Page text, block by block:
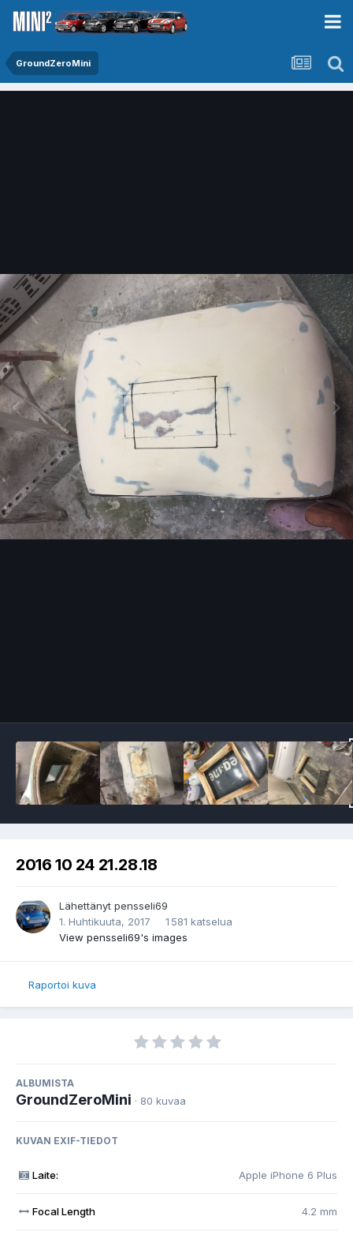
GroundZeroMini
2016 10 24 21.28.18
Lähettänyt pensseli69
1. Huhtikuuta, 2017
1 581 katselua
View pensseli69's images
Raportoi kuva
ALBUMISTA
GroundZeroMini · 80 kuvaa
KUVAN EXIF-TIEDOT
Laite: Apple iPhone 6 Plus
Focal Length 4.2 mm